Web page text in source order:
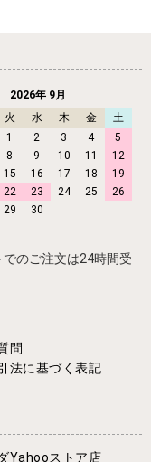
2026年 9月
火 水 木 金
土
1
2 3 4
5
8 9 10 11
12
15 16 17 18
19
22 23 24 25
26
29 30
のご注文は24時間受
問
法に基づく表記
Yahooストア店